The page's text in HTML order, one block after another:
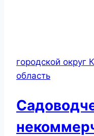
городской округ
область